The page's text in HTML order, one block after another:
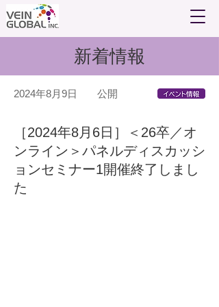
新着情報
2024年8月9日 公開
［2024年8月6日］＜26卒／オ
ンライン＞パネルディスカッシ
ョンセミナー1開催終了しまし
た